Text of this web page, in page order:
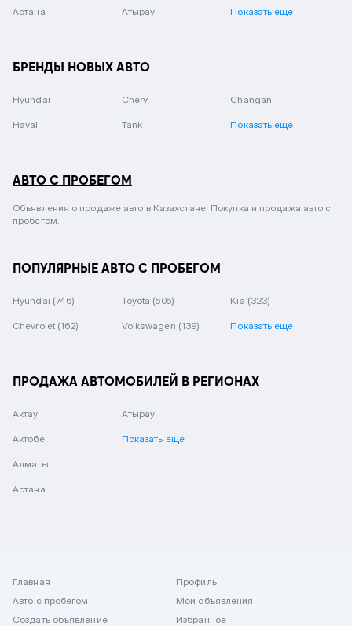
Астана Атырау Показать еще
БРЕНДЫ НОВЫХ АВТО
Hyundai Chery Changan
Haval Tank Показать еще
АВТО С ПРОБЕГОМ
Объявления о продаже авто в Казахстане. Покупка и продажа авто с
пробегом.
ПОПУЛЯРНЫЕ АВТО С ПРОБЕГОМ
Hyundai (746) Toyota (505) Kia (323)
Chevrolet (162) Volkswagen (139) Показать еще
ПРОДАЖА АВТОМОБИЛЕЙ В РЕГИОНАХ
Актау
Актобе
Алматы
Астана
Атырау
Показать еще
Главная
Авто с пробегом
Создать объявление
Профиль
Мои объявления
Избранное